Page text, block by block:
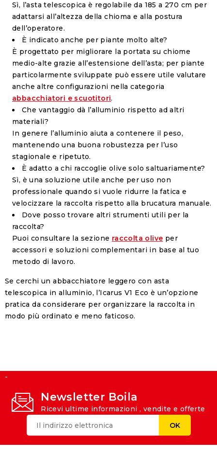
Sì, l’asta telescopica è regolabile da 185 a 270 cm per
adattarsi all’altezza della chioma e alla postura
dell’operatore.
È indicato anche per piante molto alte?
È progettato per migliorare la portata su chiome
medio-alte grazie all’estensione dell’asta; per piante
particolarmente sviluppate può essere utile valutare
anche altre configurazioni nella categoria
abbacchiatori e scuotitori.
Che vantaggio dà l’alluminio rispetto ad altri
materiali?
In genere l’alluminio aiuta a contenere il peso,
mantenendo una buona robustezza per l’uso
stagionale e ripetuto.
È adatto a chi raccoglie olive solo saltuariamente?
Sì, è una soluzione utile anche per uso non
professionale quando si vuole ridurre la fatica e
velocizzare la raccolta rispetto alla brucatura manuale.
Dove posso trovare altri strumenti utili per la
raccolta?
Puoi consultare la sezione raccolta olive per
accessori e soluzioni complementari in base al tuo
metodo di lavoro.
Se cerchi un abbacchiatore leggero con asta
telescopica in alluminio, l’Icarus V1 Eco è un’opzione
pratica da considerare per organizzare la raccolta in
modo più ordinato e meno faticoso.
-
Newsletter Boila
Ricevi ultime informazioni , vendite e offerte